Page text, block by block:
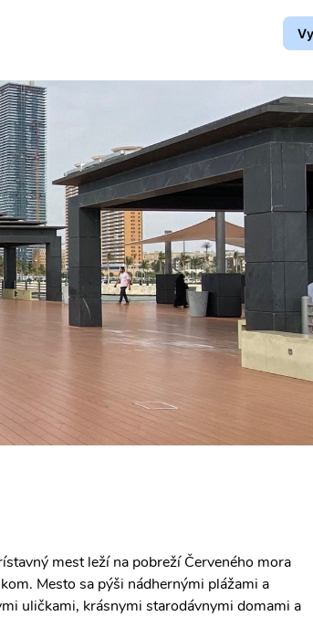
mest leží na pobreží Červeného mora
Mesto sa pýši nádhernými plážami a
uličkami, krásnymi starodávnymi domami a